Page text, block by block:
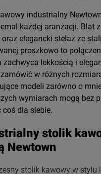
industrialny
każdej aranżacji. Blat
elegancki stelaż ze stali
proszkowo to
zachwyca lekkością i
w różnych
modeli zarówno o
wymiarach mogą bez
coś dla siebie.
stolik
Newtown
stolik kawowy w stylu